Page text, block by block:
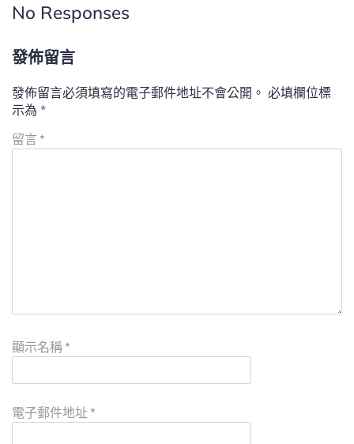
No Responses
發佈留言
發佈留言必須填寫的電子郵件地址不會公開。 必填欄位標
示為 *
留言 *
顯示名稱 *
電子郵件地址 *